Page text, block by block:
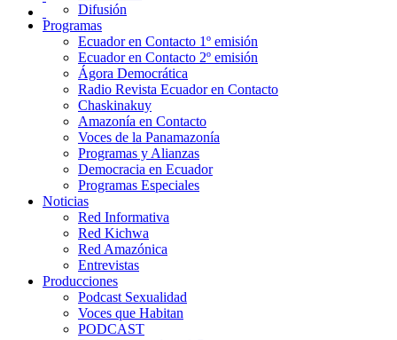
Difusión
Programas
Ecuador en Contacto 1º emisión
Ecuador en Contacto 2º emisión
Ágora Democrática
Radio Revista Ecuador en Contacto
Chaskinakuy
Amazonía en Contacto
Voces de la Panamazonía
Programas y Alianzas
Democracia en Ecuador
Programas Especiales
Noticias
Red Informativa
Red Kichwa
Red Amazónica
Entrevistas
Producciones
Podcast Sexualidad
Voces que Habitan
PODCAST